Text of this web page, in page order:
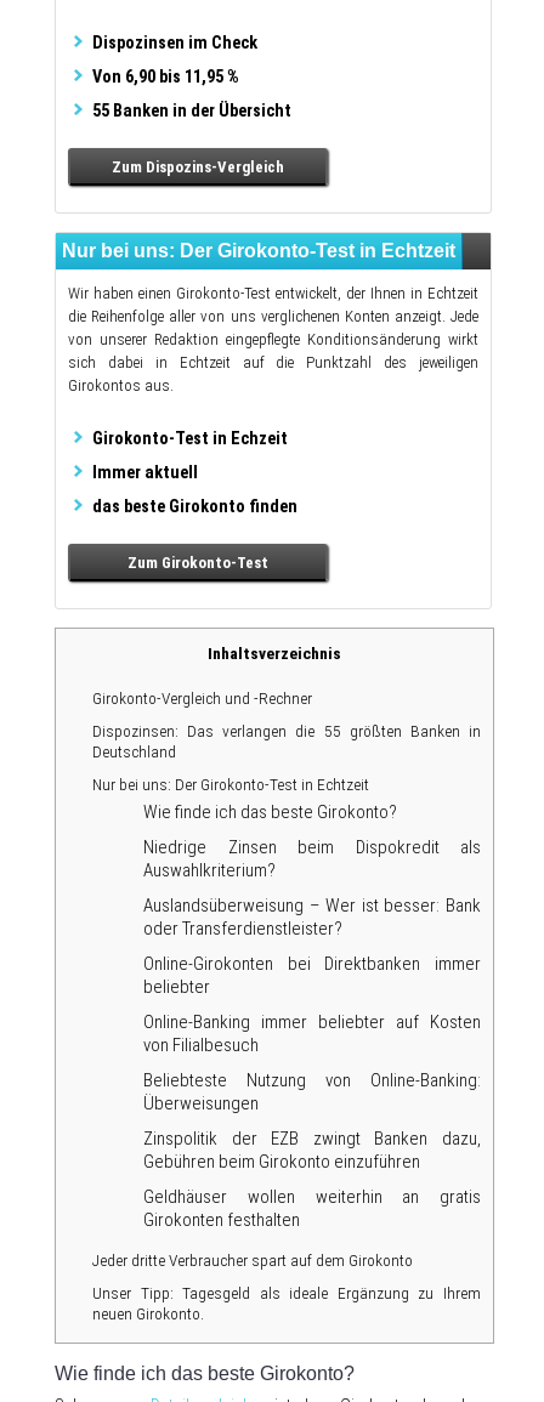
Dispozinsen im Check
Von 6,90 bis 11,95 %
55 Banken in der Übersicht
Zum Dispozins-Vergleich
Nur bei uns: Der Girokonto-Test in Echtzeit
Wir haben einen Girokonto-Test entwickelt, der Ihnen in Echtzeit
die Reihenfolge aller von uns verglichenen Konten anzeigt. Jede
von unserer Redaktion eingepflegte Konditionsänderung wirkt
sich dabei in Echtzeit auf die Punktzahl des jeweiligen
Girokontos aus.
Girokonto-Test in Echzeit
Immer aktuell
das beste Girokonto finden
Zum Girokonto-Test
Inhaltsverzeichnis
Girokonto-Vergleich und -Rechner
Dispozinsen: Das verlangen die 55 größten Banken in
Deutschland
Nur bei uns: Der Girokonto-Test in Echtzeit
Wie finde ich das beste Girokonto?
Niedrige Zinsen beim Dispokredit als
Auswahlkriterium?
Auslandsüberweisung – Wer ist besser: Bank
oder Transferdienstleister?
Online-Girokonten bei Direktbanken immer
beliebter
Online-Banking immer beliebter auf Kosten
von Filialbesuch
Beliebteste Nutzung von Online-Banking:
Überweisungen
Zinspolitik der EZB zwingt Banken dazu,
Gebühren beim Girokonto einzuführen
Geldhäuser wollen weiterhin an gratis
Girokonten festhalten
Jeder dritte Verbraucher spart auf dem Girokonto
Unser Tipp: Tagesgeld als ideale Ergänzung zu Ihrem
neuen Girokonto.
Wie finde ich das beste Girokonto?